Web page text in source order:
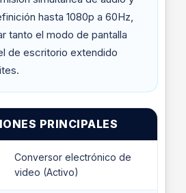
hasta 1080p a 60Hz,
tanto el modo de pantalla
de escritorio extendido
PRINCIPALES
Conversor electrónico de
video (Activo)